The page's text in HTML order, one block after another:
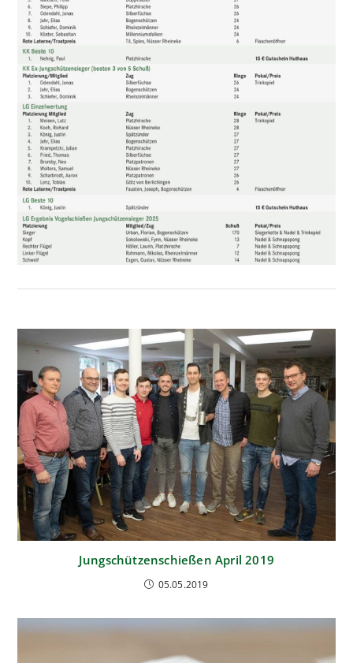
Jungschützenschießen April 2019
05.05.2019